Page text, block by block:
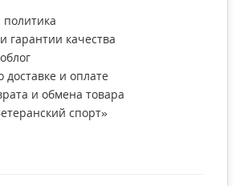
гарантии качества
и оплате
и обмена товара
спорт»